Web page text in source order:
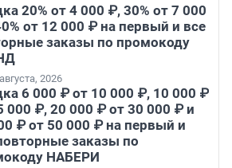
20% от 4 000 ₽, 30% от 7 000
от 12 000 ₽ на первый и все
заказы по промокоду
2026
6 000 ₽ от 10 000 ₽, 10 000 ₽
000 ₽, 20 000 ₽ от 30 000 ₽ и
₽ от 50 000 ₽ на первый и
заказы по
НАБЕРИ